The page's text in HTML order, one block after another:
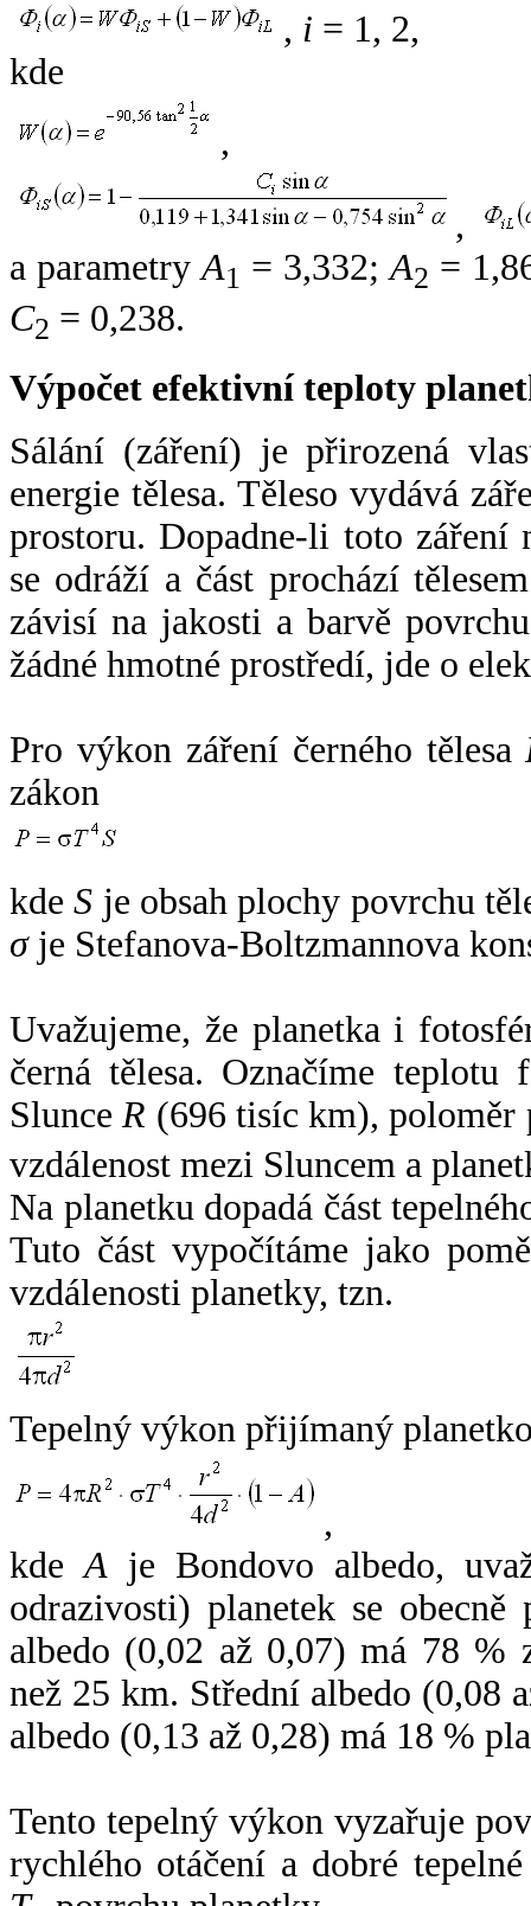
, i = 1, 2,
kde
,
,
a parametryA1 = 3,332;A2 =
C2 = 0,238.
Výpočet efektivní teploty
Sálání (záření) je přirozená
energie tělesa. Těleso vydává
prostoru. Dopadne-li toto záření
se odráží a část prochází
závisí na jakosti a barvě
žádné hmotné prostředí, jde o
Pro výkon záření černého tělesa
zákon
kdeS je obsah plochy povrchu
σje Stefanova-Boltzmannova
Uvažujeme, že planetka i
černá tělesa. Označíme
SlunceR (696 tisíc km),
vzdálenost mezi Sluncem a
Na planetku dopadá část
Tuto část vypočítáme jako
vzdálenosti planetky, tzn.
Tepelný výkon přijímaný
,
kdeA je Bondovo albedo,
odrazivosti) planetek se
albedo (0,02 až 0,07) má 78 %
než 25 km. Střední albedo (0,08
albedo (0,13 až 0,28) má 18 %
Tento tepelný výkon vyzařuje
rychlého otáčení a dobré